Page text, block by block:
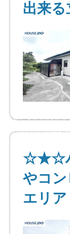
出来る
☆★☆
やコン
エリア